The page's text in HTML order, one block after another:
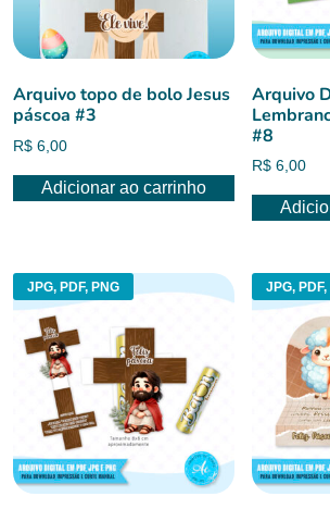
Arquivo topo de bolo Jesus
páscoa #3
R$ 6,00
Adicionar ao carrinho
Arquivo
#8
R$ 6,00
JPG, PDF, PNG JPG, PDF,